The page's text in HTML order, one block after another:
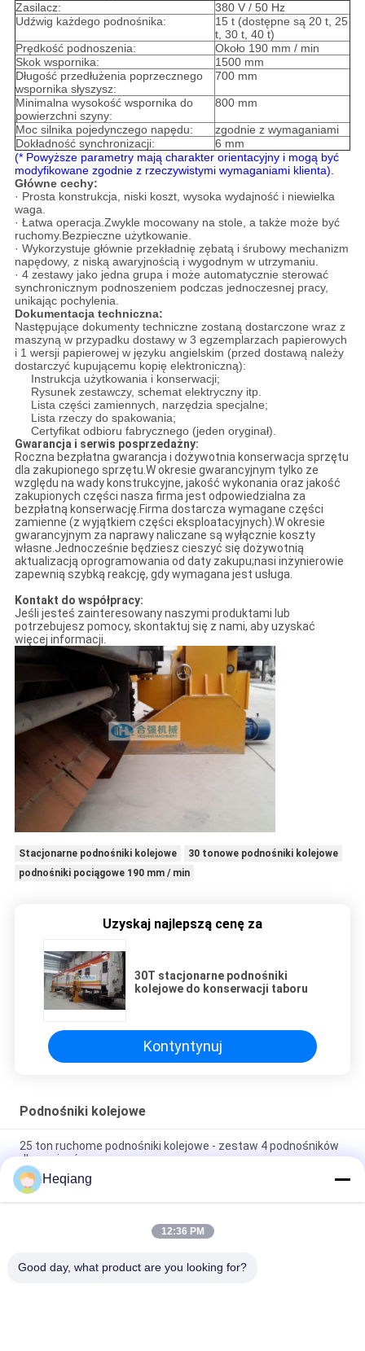
Zasilacz:
380 V / 50 Hz
Udźwig każdego podnośnika:
15 t (dostępne są 20 t, 25
t, 30 t, 40 t)
Prędkość podnoszenia:
Około 190 mm / min
Skok wspornika:
1500 mm
Długość przedłużenia poprzecznego
wspornika słyszysz:
700 mm
Minimalna wysokość wspornika do
powierzchni szyny:
800 mm
Moc silnika pojedynczego napędu:
zgodnie z wymaganiami
Dokładność synchronizacji:
6 mm
(* Powyższe parametry mają charakter orientacyjny i mogą być
modyfikowane zgodnie z rzeczywistymi wymaganiami klienta).
Główne cechy:
· Prosta konstrukcja, niski koszt, wysoka wydajność i niewielka
waga.
· Łatwa operacja.Zwykle mocowany na stole, a także może być
ruchomy.Bezpieczne użytkowanie.
· Wykorzystuje głównie przekładnię zębatą i śrubowy mechanizm
napędowy, z niską awaryjnością i wygodnym w utrzymaniu.
· 4 zestawy jako jedna grupa i może automatycznie sterować
synchronicznym podnoszeniem podczas jednoczesnej pracy,
unikając pochylenia.
Dokumentacja techniczna:
Następujące dokumenty techniczne zostaną dostarczone wraz z
maszyną w przypadku dostawy w 3 egzemplarzach papierowych
i 1 wersji papierowej w języku angielskim (przed dostawą należy
dostarczyć kupującemu kopię elektroniczną):
Instrukcja użytkowania i konserwacji;
Rysunek zestawczy, schemat elektryczny itp.
Lista części zamiennych, narzędzia specjalne;
Lista rzeczy do spakowania;
Certyfikat odbioru fabrycznego (jeden oryginał).
Gwarancja i serwis posprzedażny:
Roczna bezpłatna gwarancja i dożywotnia konserwacja sprzętu
dla zakupionego sprzętu.W okresie gwarancyjnym tylko ze
względu na wady konstrukcyjne, jakość wykonania oraz jakość
zakupionych części nasza firma jest odpowiedzialna za
bezpłatną konserwację.Firma dostarcza wymagane części
zamienne (z wyjątkiem części eksploatacyjnych).W okresie
gwarancyjnym za naprawy naliczane są wyłącznie koszty
własne.Jednocześnie będziesz cieszyć się dożywotnią
aktualizacją oprogramowania od daty zakupu;nasi inżynierowie
zapewnią szybką reakcję, gdy wymagana jest usługa.
Kontakt do współpracy:
Jeśli jesteś zainteresowany naszymi produktami lub
potrzebujesz pomocy, skontaktuj się z nami, aby uzyskać
więcej informacji.
Stacjonarne podnośniki kolejowe
30 tonowe podnośniki kolejowe
podnośniki pociągowe 190 mm / min
Uzyskaj najlepszą cenę za
30T stacjonarne podnośniki
kolejowe do konserwacji taboru
Kontyntynuj
Podnośniki kolejowe
25 ton ruchome podnośniki kolejowe - zestaw 4 podnośników
dla pociągów
40 ton szynchronizowane dźwignie kolejowe do podnoszenia
lokomotywy
Mobilne / stacjonarne synchroniczne podnośniki do
Heqiang
12:36 PM
Good day, what product are you looking for?